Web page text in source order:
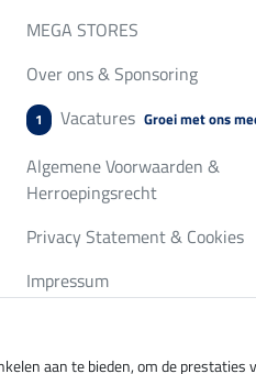
MEGA STORES
Over ons & Sponsoring
1 Vacatures Groei met ons
Algemene Voorwaarden &
Herroepingsrecht
Privacy Statement & Cookies
Impressum
aan te bieden, om de